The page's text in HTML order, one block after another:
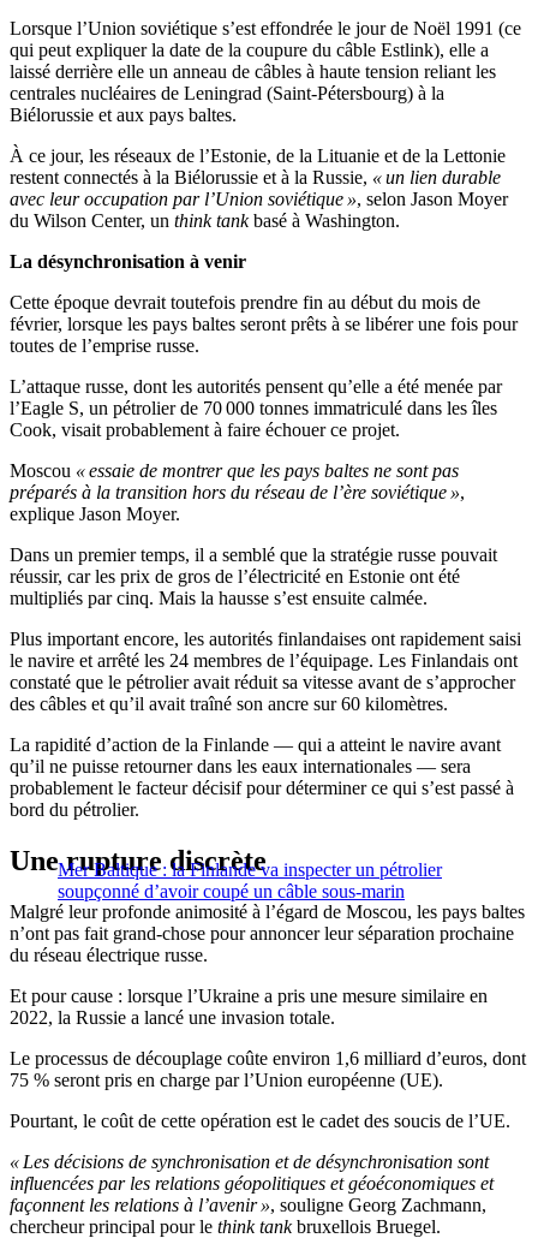
Lorsque l’Union soviétique s’est effondrée le jour de Noël 1991 (ce
qui peut expliquer la date de la coupure du câble Estlink), elle a
laissé derrière elle un anneau de câbles à haute tension reliant les
centrales nucléaires de Leningrad (Saint-Pétersbourg) à la
Biélorussie et aux pays baltes.
À ce jour, les réseaux de l’Estonie, de la Lituanie et de la Lettonie
restent connectés à la Biélorussie et à la Russie, « un lien durable
avec leur occupation par l’Union soviétique », selon Jason Moyer
du Wilson Center, un think tankbasé à Washington.
La désynchronisation à venir
Cette époque devrait toutefois prendre fin au début du mois de
février, lorsque les pays baltes seront prêts à se libérer une fois pour
toutes de l’emprise russe.
L’attaque russe, dont les autorités pensent qu’elle a été menée par
l’Eagle S, un pétrolier de 70 000 tonnes immatriculé dans les îles
Cook, visait probablement à faire échouer ce projet.
Moscou « essaie de montrer que les pays baltes ne sont pas
préparés à la transition hors du réseau de l’ère soviétique »,
explique Jason Moyer.
Dans un premier temps, il a semblé que la stratégie russe pouvait
réussir, car les prix de gros de l’électricité en Estonie ont été
multipliés par cinq. Mais la hausse s’est ensuite calmée.
Plus important encore, les autorités finlandaises ont rapidement saisi
le navire et arrêté les 24 membres de l’équipage. Les Finlandais ont
constaté que le pétrolier avait réduit sa vitesse avant de s’approcher
des câbles et qu’il avait traîné son ancre sur 60 kilomètres.
La rapidité d’action de la Finlande — qui a atteint le navire avant
qu’il ne puisse retourner dans les eaux internationales — sera
probablement le facteur décisif pour déterminer ce qui s’est passé à
bord du pétrolier.
Mer Baltique : la Finlande va inspecter un pétrolier
soupçonné d’avoir coupé un câble sous-marin
Une rupture discrète
Malgré leur profonde animosité à l’égard de Moscou, les pays baltes
n’ont pas fait grand-chose pour annoncer leur séparation prochaine
du réseau électrique russe.
Et pour cause : lorsque l’Ukraine a pris une mesure similaire en
2022, la Russie a lancé une invasion totale.
Le processus de découplage coûte environ 1,6 milliard d’euros, dont
75 % seront pris en charge par l’Union européenne (UE).
Pourtant, le coût de cette opération est le cadet des soucis de l’UE.
« Les décisions de synchronisation et de désynchronisation sont
influencées par les relations géopolitiques et géoéconomiques et
façonnent les relations à l’avenir », souligne Georg Zachmann,
chercheur principal pour le think tankbruxellois Bruegel.